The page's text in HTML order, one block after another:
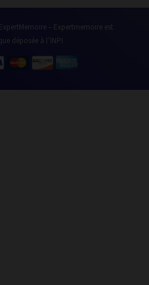
– Expertmemoire est
déposée à l’INPI